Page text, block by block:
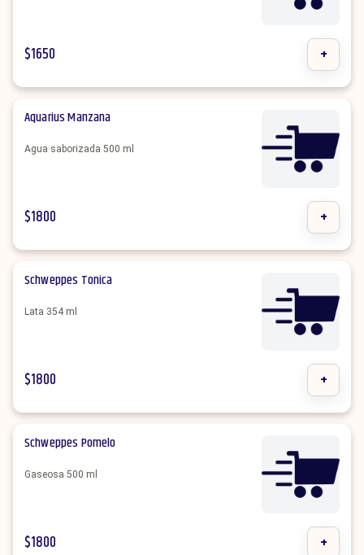
$1650 +
Aquarius Manzana
Agua saborizada 500 ml
$1800 +
Schweppes Tonica
Lata 354 ml
$1800 +
Schweppes Pomelo
Gaseosa 500 ml
$1800 +